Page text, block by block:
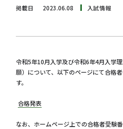
掲載日 2023.06.08 入試情報
令和5年10月入学及び令和6年4月入学
願）について、以下のページにて合格
す。
合格発表
なお、ホームページ上での合格者受験